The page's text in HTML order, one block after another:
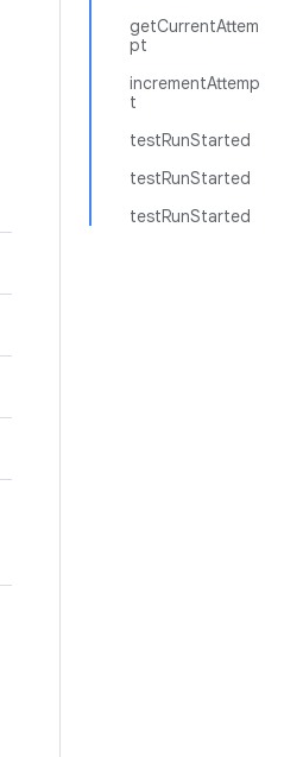
getCurrentAttem
pt
incrementAttemp
t
testRunStarted
testRunStarted
testRunStarted